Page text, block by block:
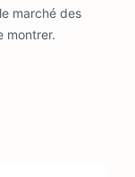
marché des
montrer.